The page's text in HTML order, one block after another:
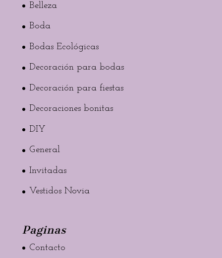
Belleza
Boda
Bodas Ecológicas
Decoración para bodas
Decoración para fiestas
Decoraciones bonitas
DIY
General
Invitadas
Vestidos Novia
Paginas
Contacto